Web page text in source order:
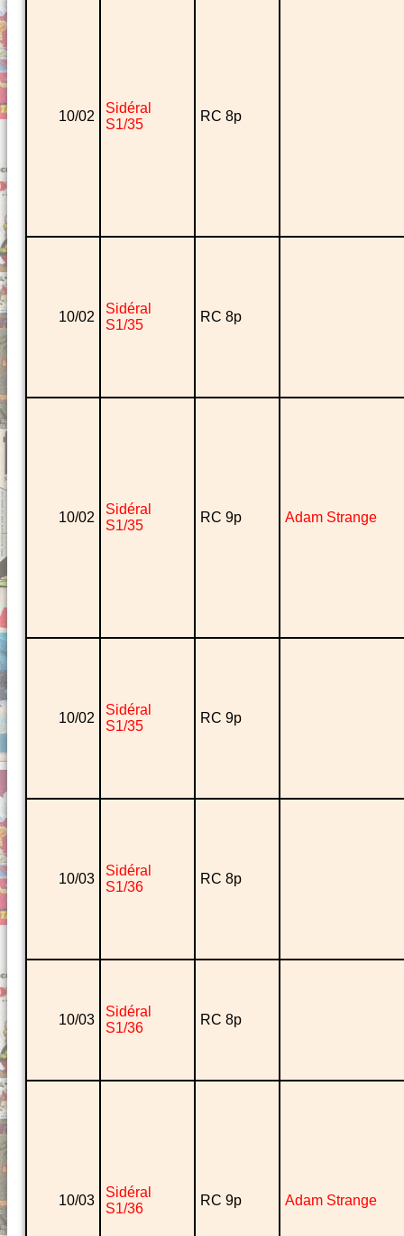
10/02
Sidéral
S1/35
RC 8p
10/02
Sidéral
S1/35
RC 8p
10/02
Sidéral
S1/35
RC 9p Adam Strange
10/02
Sidéral
S1/35
RC 9p
10/03
Sidéral
S1/36
RC 8p
10/03
Sidéral
S1/36
RC 8p
10/03
Sidéral
S1/36
RC 9p Adam Strange